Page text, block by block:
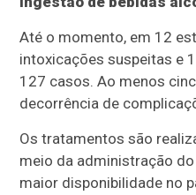
Até o momento, em 12
intoxicações suspeitas e
127 casos. Ao menos
decorrência de
Os tratamentos são
meio da administração
maior disponibilidade no